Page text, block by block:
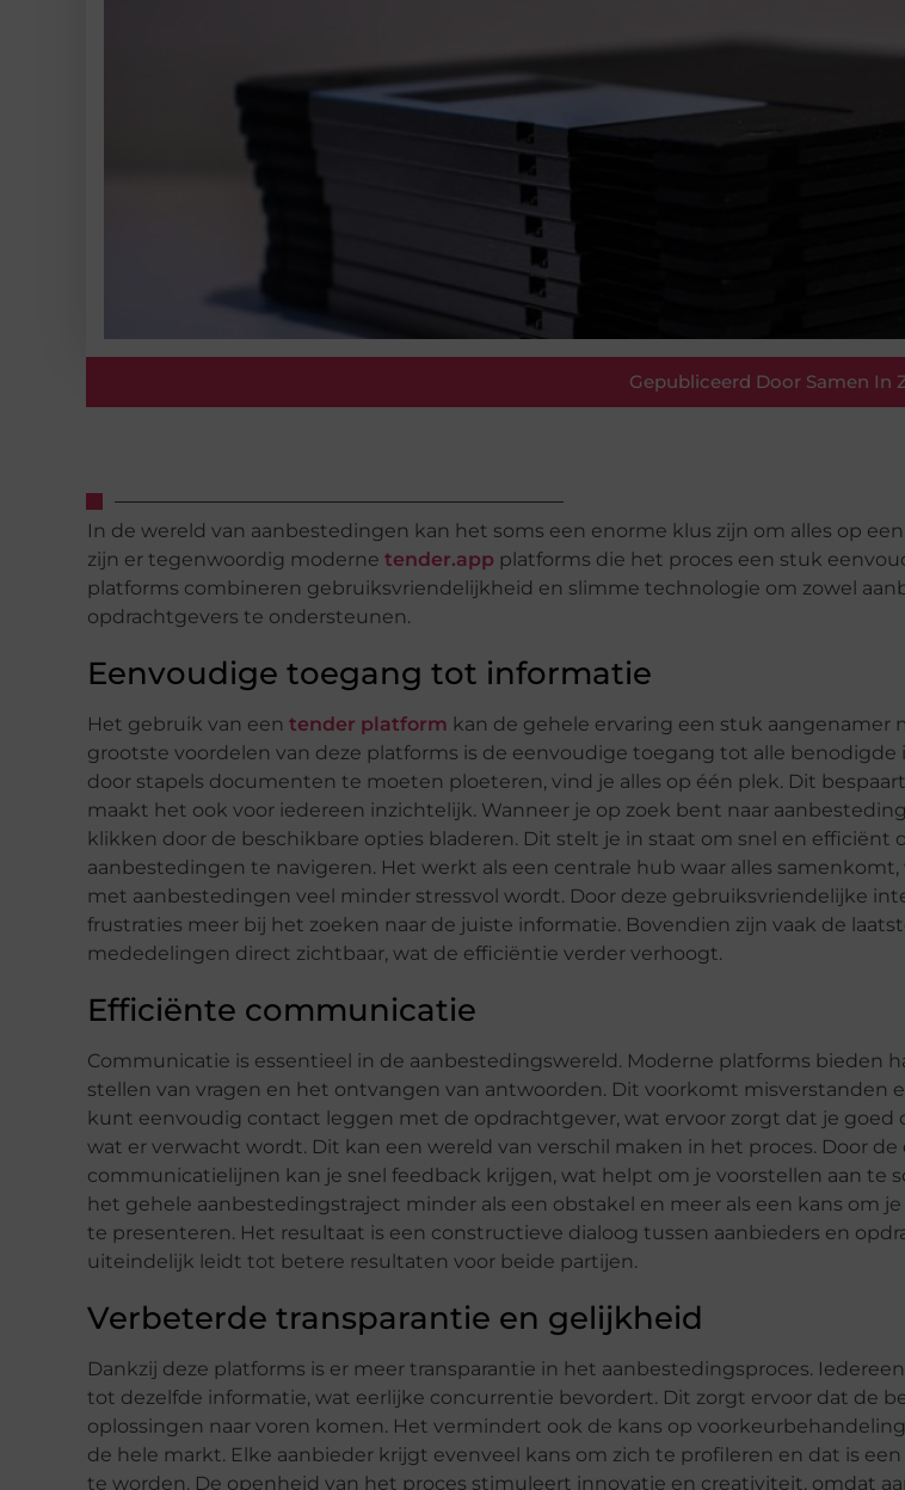
Gepubliceerd Door Samen In
In de wereld van aanbestedingen kan het soms een enorme klus zijn om alles op
zijn er tegenwoordig moderne tender.app platforms die het proces een stuk
platforms combineren gebruiksvriendelijkheid en slimme technologie om zowel
opdrachtgevers te ondersteunen.
Eenvoudige toegang tot informatie
Het gebruik van een tender platform kan de gehele ervaring een stuk aangenamer
grootste voordelen van deze platforms is de eenvoudige toegang tot alle benodigde
door stapels documenten te moeten ploeteren, vind je alles op één plek. Dit
maakt het ook voor iedereen inzichtelijk. Wanneer je op zoek bent naar
klikken door de beschikbare opties bladeren. Dit stelt je in staat om snel en efficiënt
aanbestedingen te navigeren. Het werkt als een centrale hub waar alles
met aanbestedingen veel minder stressvol wordt. Door deze gebruiksvriendelijke
frustraties meer bij het zoeken naar de juiste informatie. Bovendien zijn vaak de
mededelingen direct zichtbaar, wat de efficiëntie verder verhoogt.
Efficiënte communicatie
Communicatie is essentieel in de aanbestedingswereld. Moderne platforms bieden
stellen van vragen en het ontvangen van antwoorden. Dit voorkomt misverstanden
kunt eenvoudig contact leggen met de opdrachtgever, wat ervoor zorgt dat je goed
wat er verwacht wordt. Dit kan een wereld van verschil maken in het proces. Door de
communicatielijnen kan je snel feedback krijgen, wat helpt om je voorstellen aan te
het gehele aanbestedingstraject minder als een obstakel en meer als een kans om
te presenteren. Het resultaat is een constructieve dialoog tussen aanbieders en
uiteindelijk leidt tot betere resultaten voor beide partijen.
Verbeterde transparantie en gelijkheid
Dankzij deze platforms is er meer transparantie in het aanbestedingsproces.
tot dezelfde informatie, wat eerlijke concurrentie bevordert. Dit zorgt ervoor dat de
oplossingen naar voren komen. Het vermindert ook de kans op
de hele markt. Elke aanbieder krijgt evenveel kans om zich te profileren en dat is
te worden. De openheid van het proces stimuleert innovatie en creativiteit, omdat